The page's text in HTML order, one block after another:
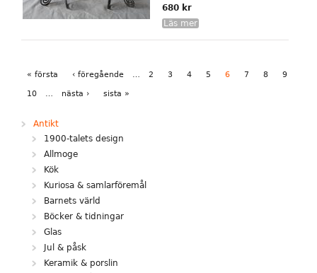
680 kr
Läs mer
« första ‹ föregående … 2 3 4 5 6 7 8 9
10 … nästa › sista »
Antikt
1900-talets design
Allmoge
Kök
Kuriosa & samlarföremål
Barnets värld
Böcker & tidningar
Glas
Jul & påsk
Keramik & porslin